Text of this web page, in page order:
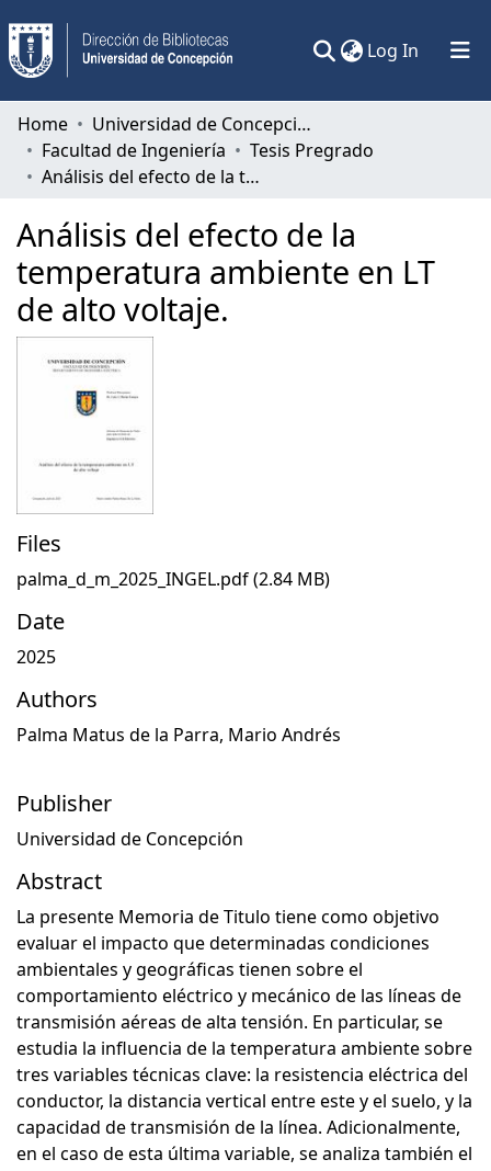
Log In (current)
Communities & Collections
All of DSpace
Home
Universidad de Concepción
Facultad de Ingeniería
Tesis Pregrado
Análisis del efecto de la temperatura ambiente en LT de alto voltaje.
Análisis del efecto de la
temperatura ambiente en LT
de alto voltaje.
Files
palma_d_m_2025_INGEL.pdf(2.84 MB)
Date
2025
Authors
Palma Matus de la Parra, Mario Andrés
Publisher
Universidad de Concepción
Abstract
La presente Memoria de Titulo tiene como objetivo
evaluar el impacto que determinadas condiciones
ambientales y geográficas tienen sobre el
comportamiento eléctrico y mecánico de las líneas de
transmisión aéreas de alta tensión. En particular, se
estudia la influencia de la temperatura ambiente sobre
tres variables técnicas clave: la resistencia eléctrica del
conductor, la distancia vertical entre este y el suelo, y la
capacidad de transmisión de la línea. Adicionalmente,
en el caso de esta última variable, se analiza también el